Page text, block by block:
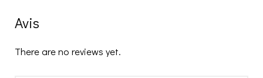
Avis
There are no reviews yet.